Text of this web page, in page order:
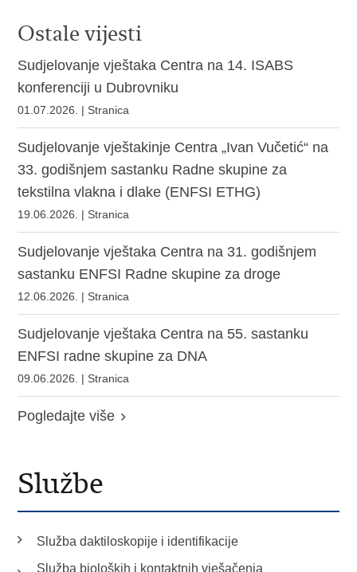
Ostale vijesti
Sudjelovanje vještaka Centra na 14. ISABS
konferenciji u Dubrovniku
01.07.2026. | Stranica
Sudjelovanje vještakinje Centra „Ivan Vučetić“ na
33. godišnjem sastanku Radne skupine za
tekstilna vlakna i dlake (ENFSI ETHG)
19.06.2026. | Stranica
Sudjelovanje vještaka Centra na 31. godišnjem
sastanku ENFSI Radne skupine za droge
12.06.2026. | Stranica
Sudjelovanje vještaka Centra na 55. sastanku
ENFSI radne skupine za DNA
09.06.2026. | Stranica
Pogledajte više
Službe
Služba daktiloskopije i identifikacije
Služba bioloških i kontaktnih vješačenja